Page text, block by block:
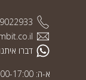
דברו
א-ה: 09:00-17:00